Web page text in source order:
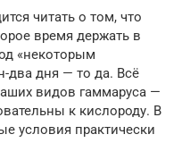
читать о том, что
время держать в
«некоторым
два дня — то да. Всё
видов гаммаруса —
к кислороду. В
условия практически